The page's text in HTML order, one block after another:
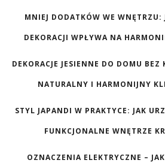
MNIEJ DODATKÓW WE WNĘTRZU:
DEKORACJI WPŁYWA NA
DEKORACJE JESIENNE DO DOMU BEZ
NATURALNY I HARMONIJNY
STYL JAPANDI W PRAKTYCE: JAK
FUNKCJONALNE WNĘTRZE
OZNACZENIA ELEKTRYCZNE –